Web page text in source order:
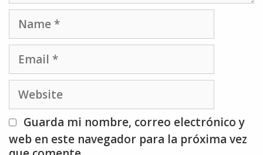
Website
Guarda mi nombre, correo electrónico y
web en este navegador para la próxima vez